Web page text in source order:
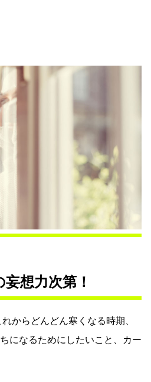
想力次第！
からどんどん寒くなる時期、
になるためにしたいこと、カー